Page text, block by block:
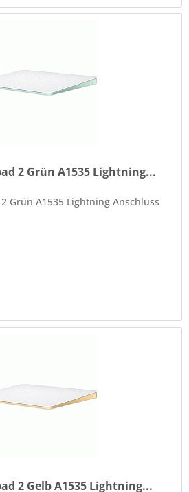
2 Grün A1535 Lightning...
Grün A1535 Lightning Anschluss
2 Gelb A1535 Lightning...